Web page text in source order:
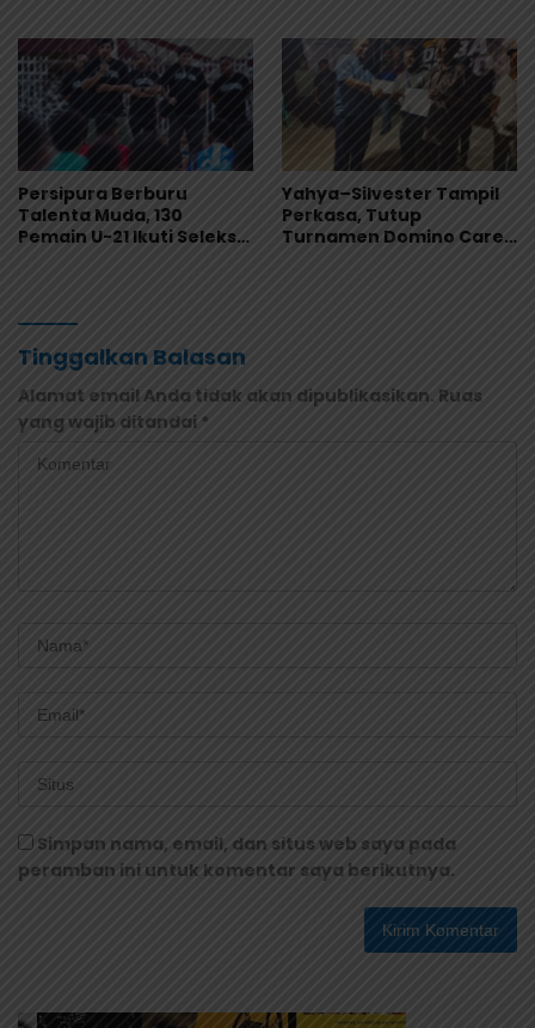
Persipura Berburu
Talenta Muda, 130
Pemain U-21 Ikuti Seleksi
Yahya–Silvester Tampil
Perkasa, Tutup
Turnamen Domino Carel
Tinggalkan Balasan
Alamat email Anda tidak akan dipublikasikan. Ruas
yang wajib ditandai *
Simpan nama, email, dan situs web saya pada
peramban ini untuk komentar saya berikutnya.